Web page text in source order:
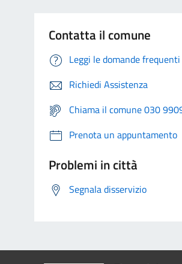
Contatta il comune
Leggi le domande frequenti
Richiedi Assistenza
Chiama il comune 030
Prenota un appuntamento
Problemi in città
Segnala disservizio